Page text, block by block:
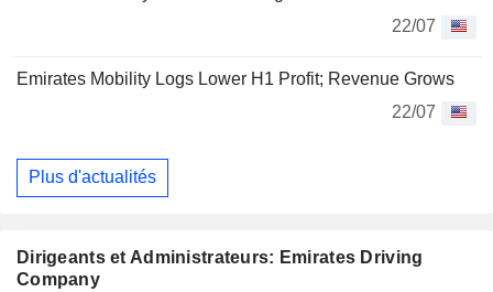
22/07
Emirates Mobility Logs Lower H1 Profit; Revenue Grows
22/07
Plus d'actualités
Dirigeants et Administrateurs: Emirates Driving
Company